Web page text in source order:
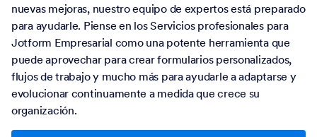
nuevas mejoras, nuestro equipo de expertos está preparado
para ayudarle. Piense en los Servicios profesionales para
Jotform Empresarial como una potente herramienta que
puede aprovechar para crear formularios personalizados,
flujos de trabajo y mucho más para ayudarle a adaptarse y
evolucionar continuamente a medida que crece su
organización.